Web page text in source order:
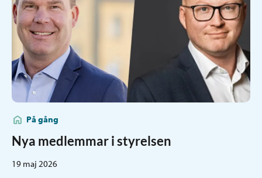
På gång
Nya medlemmar i styrelsen
19 maj 2026